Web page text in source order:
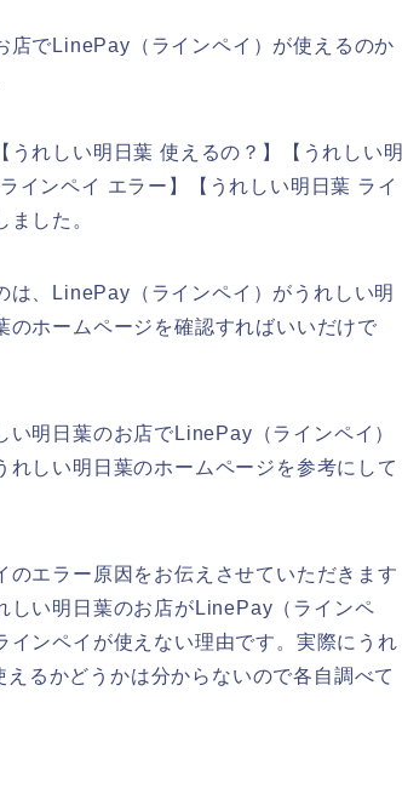
店でLinePay（ラインペイ）が使えるのか
れしい明日葉 使えるの？】【うれしい明
ンペイ エラー】【うれしい明日葉 ライ
した。
は、LinePay（ラインペイ）がうれしい明
のホームページを確認すればいいだけで
明日葉のお店でLinePay（ラインペイ）
しい明日葉のホームページを参考にして
エラー原因をお伝えさせていただきます
しい明日葉のお店がLinePay（ラインペ
ンペイが使えない理由です。実際にうれ
るかどうかは分からないので各自調べて